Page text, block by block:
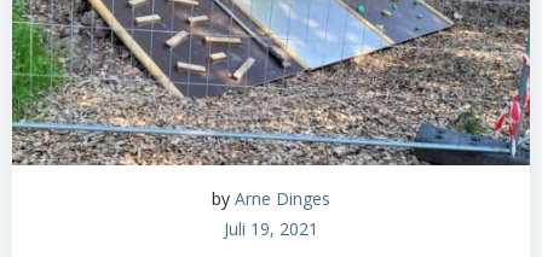
by Arne Dinges
Juli 19, 2021